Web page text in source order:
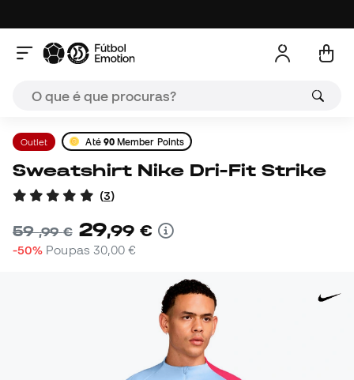
Outlet Até 90Member Points
Sweatshirt Nike Dri-Fit Strike
(3)
59,99 € 29,99 €
-50% Poupas 30,00 €